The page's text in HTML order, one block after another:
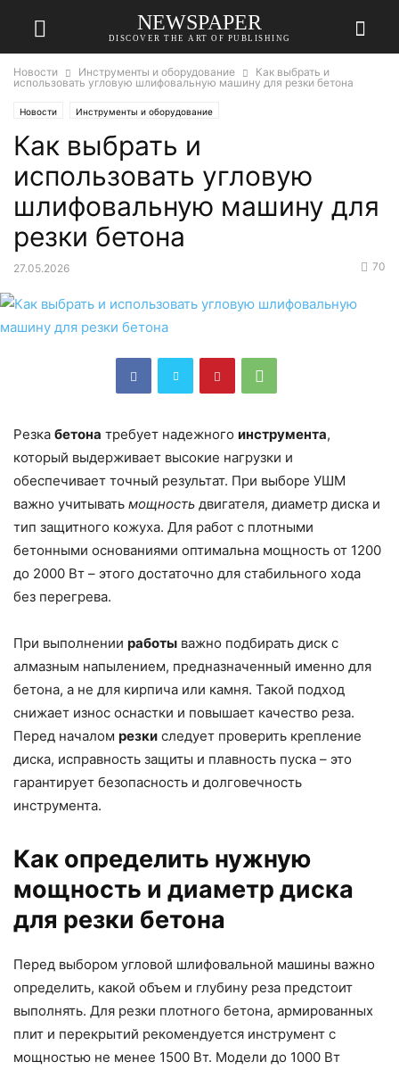
NEWSPAPER
DISCOVER THE ART OF PUBLISHING
Новости Инструменты и оборудование
Как выбрать и
использовать угловую шлифовальную машину для резки бетона
Новости Инструменты и оборудование
Как выбрать и
использовать угловую
шлифовальную машину для
резки бетона
27.05.2026 70
Резка бетона требует надежного инструмента,
который выдерживает высокие нагрузки и
обеспечивает точный результат. При выборе УШМ
важно учитывать мощность двигателя, диаметр диска и
тип защитного кожуха. Для работ с плотными
бетонными основаниями оптимальна мощность от 1200
до 2000 Вт – этого достаточно для стабильного хода
без перегрева.
При выполнении работы важно подбирать диск с
алмазным напылением, предназначенный именно для
бетона, а не для кирпича или камня. Такой подход
снижает износ оснастки и повышает качество реза.
Перед началом резки следует проверить крепление
диска, исправность защиты и плавность пуска – это
гарантирует безопасность и долговечность
инструмента.
Как определить нужную
мощность и диаметр диска
для резки бетона
Перед выбором угловой шлифовальной машины важно
определить, какой объем и глубину реза предстоит
выполнять. Для резки плотного бетона, армированных
плит и перекрытий рекомендуется инструмент с
мощностью не менее 1500 Вт. Модели до 1000 Вт